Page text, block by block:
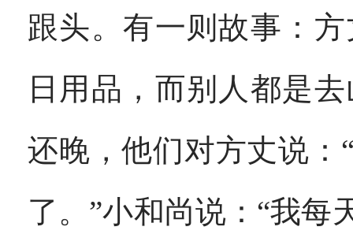
跟头。有一则故事：
日用品，而别人都是
还晚，他们对方丈说
了。”小和尚说：“我每